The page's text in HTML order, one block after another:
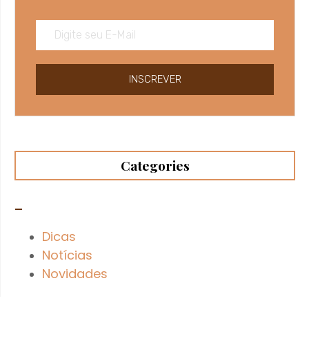
INSCREVER
Categories
–
Dicas
Notícias
Novidades